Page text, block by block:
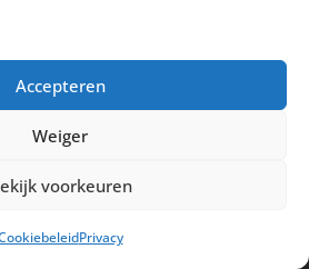
Accepteren
Weiger
voorkeuren
Privacy
Privacy
Sitemap